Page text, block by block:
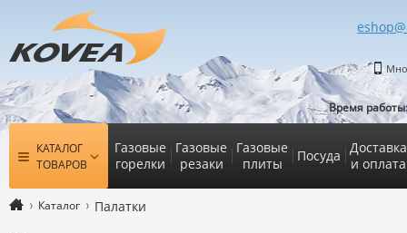
Время
КАТАЛОГ
ТОВАРОВ
Газовые
горелки
Газовые
резаки
Газовые
плиты
Посуда Доставка
и оплата
Каталог Палатки